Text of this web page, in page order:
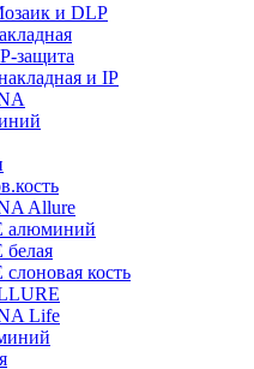
и DLP
защита
и IP
Allure
алюминий
кость
Life